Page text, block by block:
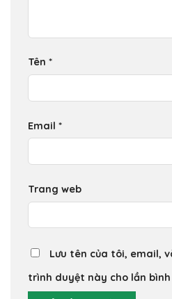
Tên *
Email *
Trang web
Lưu tên của tôi, email,
trình duyệt này cho lần